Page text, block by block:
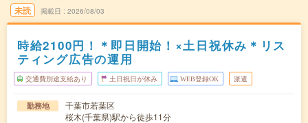
未読 掲載日 2026/08/03
時給2100円！＊即日開始！×土日祝休み＊リス
ティング広告の運用
交通費別途支給あり 土日祝日が休み WEB登録OK 派遣
勤務地
千葉市若葉区
桜木(千葉県)駅から徒歩11分